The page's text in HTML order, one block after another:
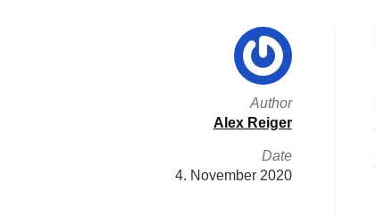
Author
Alex Reiger
Date
4. November 2020